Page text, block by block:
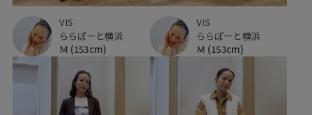
VIS
ららぽーと横浜
Ｍ (153cm)
VIS
ららぽーと横浜
Ｍ (153cm)